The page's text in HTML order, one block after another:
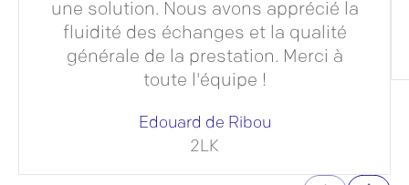
une solution. Nous avons apprécié la
fluidité des échanges et la qualité
générale de la prestation. Merci à
toute l'équipe !
Edouard de Ribou
2LK